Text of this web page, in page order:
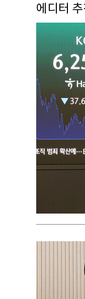
에디터